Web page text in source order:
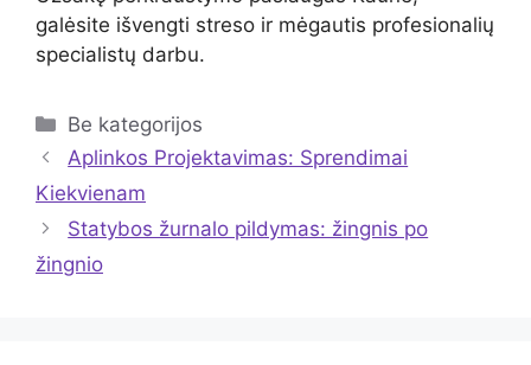
galėsite išvengti streso ir mėgautis profesionalių
specialistų darbu.
Kategorijos
Be kategorijos
Aplinkos Projektavimas: Sprendimai
Kiekvienam
Statybos žurnalo pildymas: žingnis po
žingnio